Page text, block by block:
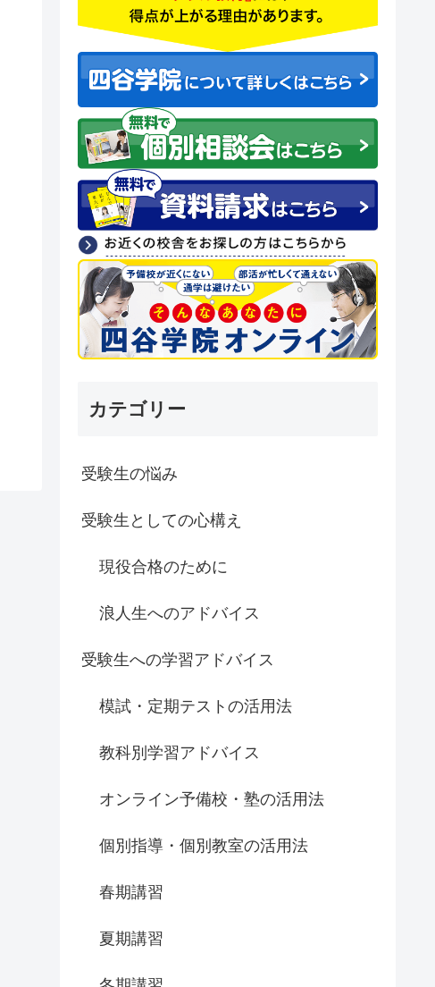
カテゴリー
受験生の悩み
受験生としての心構え
現役合格のために
浪人生へのアドバイス
受験生への学習アドバイス
模試・定期テストの活用法
教科別学習アドバイス
オンライン予備校・塾の活用法
個別指導・個別教室の活用法
春期講習
夏期講習